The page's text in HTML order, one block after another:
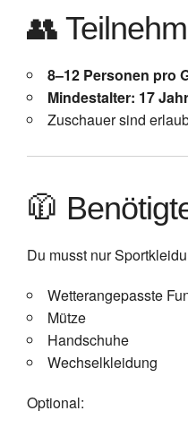
👥
8–12 Personen pro
Mindestalter: 17
Zuschauer sind
🧥
Du musst nur
Wetterangepasste
Mütze
Handschuhe
Wechselkleidung
Optional: